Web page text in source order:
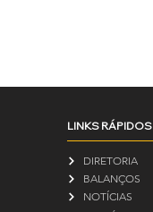
LINKS RÁPIDOS
DIRETORIA
BALANÇOS
NOTÍCIAS